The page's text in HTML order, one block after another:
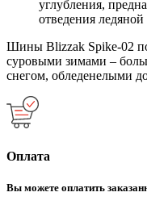
углубления,
отведения
Шины Blizzak Spike-02
суровыми зимами –
снегом, обледенелыми
Оплата
Вы можете оплатить